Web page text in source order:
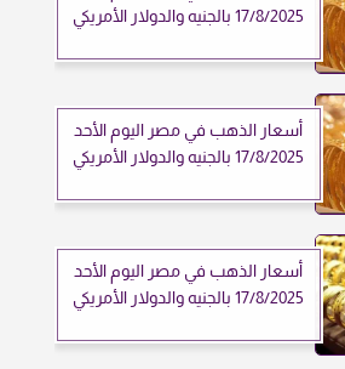
17/8/2025 بالجنيه والدولار الأمريكي
أسعار الذهب في مصر اليوم الأحد
17/8/2025 بالجنيه والدولار الأمريكي
أسعار الذهب في مصر اليوم الأحد
17/8/2025 بالجنيه والدولار الأمريكي